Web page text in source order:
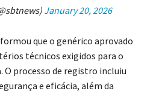
January 20, 2026
que o genérico aprovado
técnicos exigidos para o
O processo de registro incluiu
e eficácia, além da